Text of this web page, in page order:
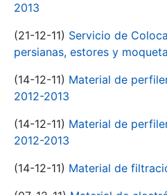
2013
(21-12-11) Servicio de
persianas, estores y
(14-12-11) Material de
2012-2013
(14-12-11) Material de
2012-2013
(14-12-11) Material de